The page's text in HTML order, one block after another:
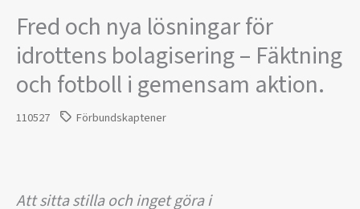
Fred och nya lösningar för
idrottens bolagisering – Fäktning
och fotboll i gemensam aktion.
110527 Förbundskaptener
Att sitta stilla och inget göra i